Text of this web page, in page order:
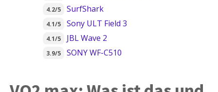
4.2/5 SurfShark
4.1/5 Sony ULT Field 3
4.1/5 JBL Wave 2
3.9/5 SONY WF-C510